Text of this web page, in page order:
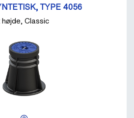
TYPE 4056
Classic